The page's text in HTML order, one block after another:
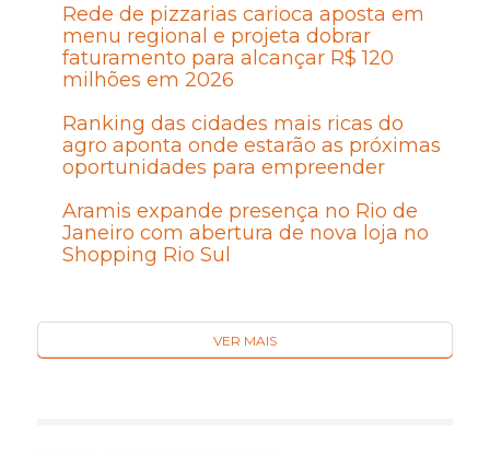
Rede de pizzarias carioca aposta em
menu regional e projeta dobrar
faturamento para alcançar R$ 120
milhões em 2026
Ranking das cidades mais ricas do
agro aponta onde estarão as próximas
oportunidades para empreender
Aramis expande presença no Rio de
Janeiro com abertura de nova loja no
Shopping Rio Sul
VER MAIS